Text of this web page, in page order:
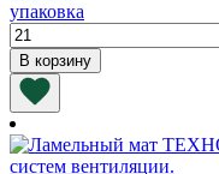
упаковка
Количество
товара
Плита
InVent
60
N1
1200х600х40
В корзину